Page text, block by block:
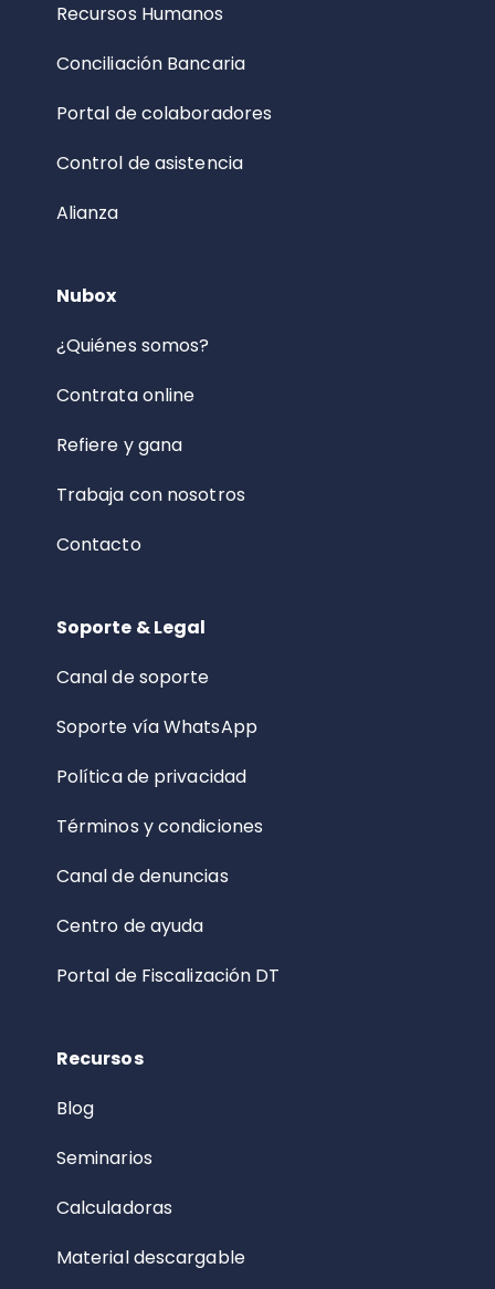
Recursos Humanos
Conciliación Bancaria
Portal de colaboradores
Control de asistencia
Alianza
Nubox
¿Quiénes somos?
Contrata online
Refiere y gana
Trabaja con nosotros
Contacto
Soporte & Legal
Canal de soporte
Soporte vía WhatsApp
Política de privacidad
Términos y condiciones
Canal de denuncias
Centro de ayuda
Portal de Fiscalización DT
Recursos
Blog
Seminarios
Calculadoras
Material descargable